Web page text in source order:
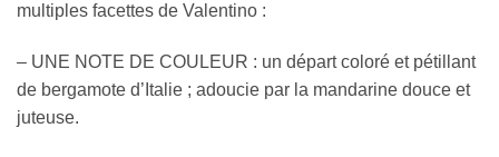
multiples facettes de Valentino :
– UNE NOTE DE COULEUR : un départ coloré et pétillant
de bergamote d’Italie ; adoucie par la mandarine douce et
juteuse.